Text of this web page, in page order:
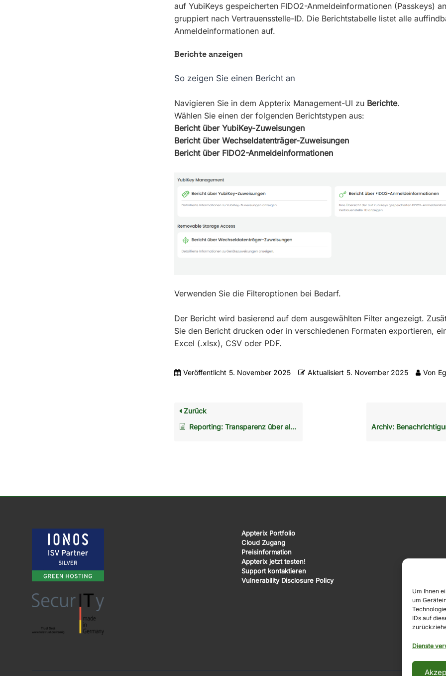
Um Ihnen
um
IDs auf
Dienste
auf YubiKeys gespeicherten FIDO2-Anmeldeinformationen (Passkeys)
gruppiert nach Vertrauensstelle-ID. Die Berichtstabelle listet alle
Anmeldeinformationen auf.
Berichte anzeigen
So zeigen Sie einen Bericht an
Navigieren Sie in dem Appterix Management-UI zu Berichte.
Wählen Sie einen der folgenden Berichtstypen aus:
Bericht über YubiKey-Zuweisungen
Bericht über Wechseldatenträger-Zuweisungen
Bericht über FIDO2-Anmeldeinformationen
Verwenden Sie die Filteroptionen bei Bedarf.
Der Bericht wird basierend auf dem ausgewählten Filter angezeigt.
Sie den Bericht drucken oder in verschiedenen Formaten exportieren,
Excel (.xlsx), CSV oder PDF.
Veröffentlicht 5. November 2025 Aktualisiert 5. November 2025 Von
Zurück
Reporting: Transparenz über alle Wechseldatenträger
Appterix Portfolio
Cloud Zugang
Preisinformation
Appterix jetzt testen!
Support kontaktieren
Vulnerability Disclosure Policy